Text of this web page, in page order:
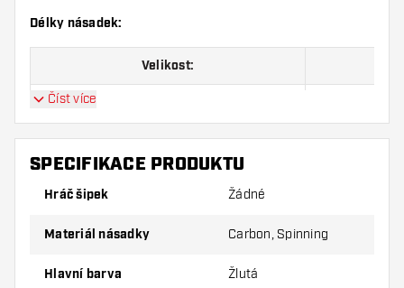
Délky násadek:
Velikost:
Inbetween
Balení obsahuje 3ks násadek (1sada).
Tip Dartshopper!
Číst více
SPECIFIKACE PRODUKTU
Hráč šipek Žádné
Materiál násadky Carbon, Spinning
Hlavní barva Žlutá